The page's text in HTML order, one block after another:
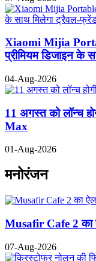
Xiaomi Mijia
प्रीमियम डिजाइन के
04-Aug-2026
11 अगस्त को लॉन्च
Max
01-Aug-2026
मनोरंजन
Musafir Cafe 2 का
07-Aug-2026